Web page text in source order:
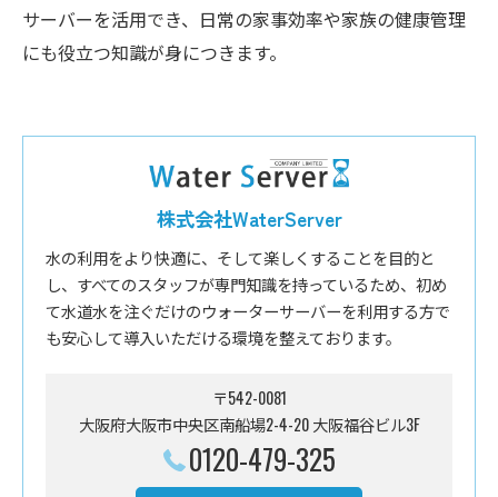
サーバーを活用でき、日常の家事効率や家族の健康管理
にも役立つ知識が身につきます。
株式会社WaterServer
水の利用をより快適に、そして楽しくすることを目的と
し、すべてのスタッフが専門知識を持っているため、初め
て水道水を注ぐだけのウォーターサーバーを利用する方で
も安心して導入いただける環境を整えております。
〒542-0081
大阪府大阪市中央区南船場2-4-20 大阪福谷ビル3F
0120-479-325